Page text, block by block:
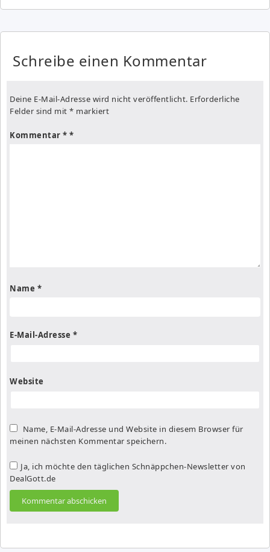
Schreibe einen Kommentar
Deine E-Mail-Adresse wird nicht veröffentlicht. Erforderliche
Felder sind mit * markiert
Kommentar *
Name *
E-Mail-Adresse *
Website
Name, E-Mail-Adresse und Website in diesem Browser für
meinen nächsten Kommentar speichern.
Ja, ich möchte den täglichen Schnäppchen-Newsletter von
DealGott.de